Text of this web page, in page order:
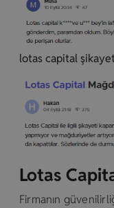
lotas capital
Lotas
Firmanın